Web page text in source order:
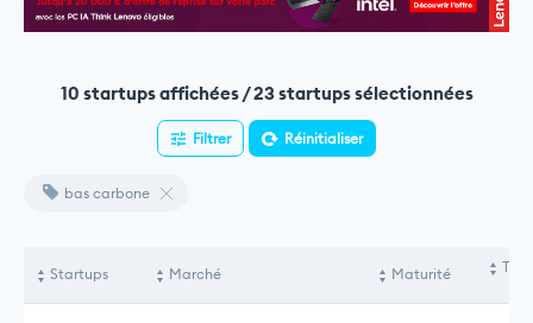
10 startups affichées / 23 startups sélectionnées
Filtrer Réinitialiser
bas carbone
Startups Marché Maturité